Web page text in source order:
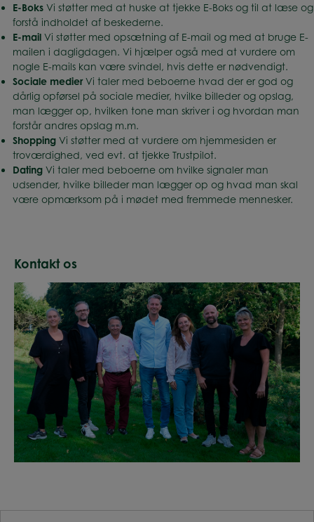
E-Boks Vi støtter med at huske at tjekke E-Boks og til at læse og
forstå indholdet af beskederne.
E-mailVi støtter med opsætning af E-mail og med at bruge E-
mailen i dagligdagen. Vi hjælper også med at vurdere om
nogle E-mails kan være svindel, hvis dette er nødvendigt.
Sociale medierVi taler med beboerne hvad der er god og
dårlig opførsel på sociale medier, hvilke billeder og opslag,
man lægger op, hvilken tone man skriver i og hvordan man
forstår andres opslag m.m.
ShoppingVi støtter med at vurdere om hjemmesiden er
troværdighed, ved evt. at tjekke Trustpilot.
Dating Vi taler med beboerne om hvilke signaler man
udsender, hvilke billeder man lægger op og hvad man skal
være opmærksom på i mødet med fremmede mennesker.
Kontakt os